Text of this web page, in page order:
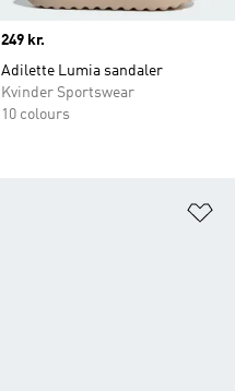
Price
249 kr.
Adilette Lumia sandaler
Kvinder Sportswear
10 colours